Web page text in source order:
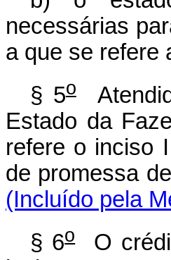
necessárias
a que se refere
§ 5o
Estado da
refere o inciso
de
(Incluído pela
§ 6oO